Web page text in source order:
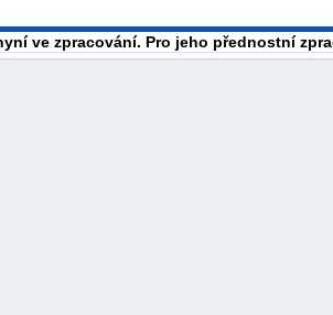
ve zpracování. Pro jeho přednostní